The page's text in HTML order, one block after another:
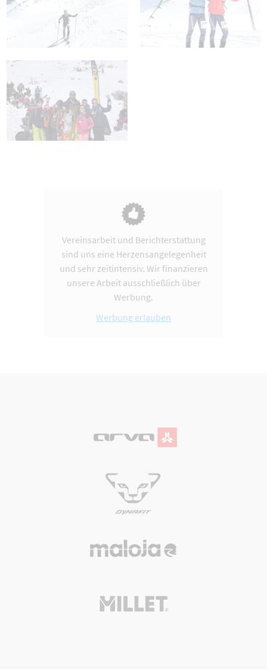
Vereinsarbeit und Berichterstattung
sind uns eine Herzensangelegenheit
und sehr zeitintensiv. Wir finanzieren
unsere Arbeit ausschließlich über
Werbung.
Werbung erlauben